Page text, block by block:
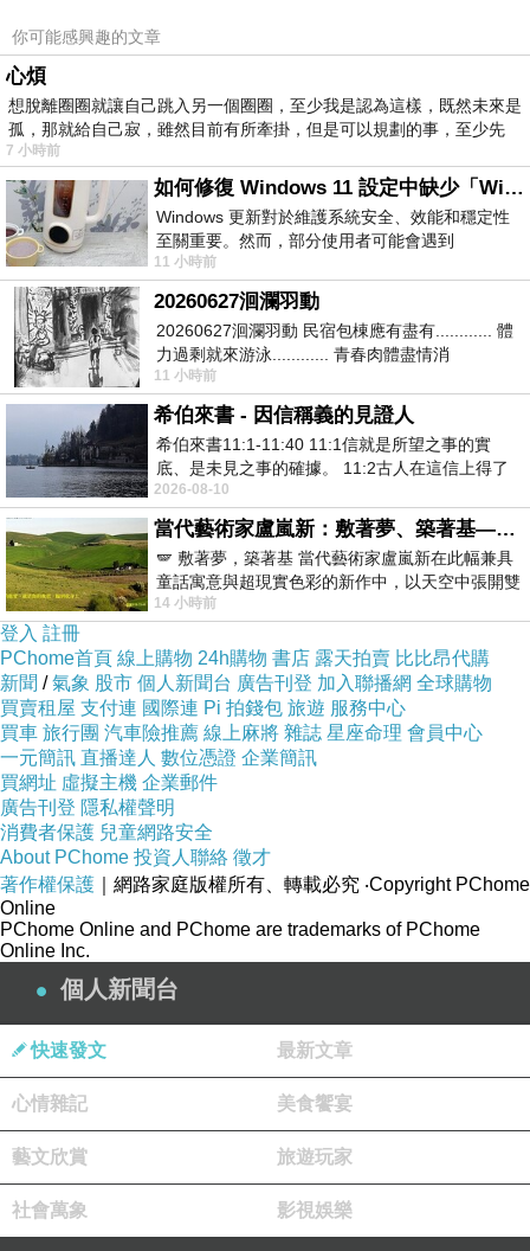
如果有興趣到這附近玩的，不妨可以看看喔！
以下是 馬度拉特里汽車旅館 (M優雅ado Latree)
的介紹 如果也跟我一樣喜歡不妨看看喔!
PS.若您家裡有0~4歲的小朋友，點我進入索取免
費《迪士尼美語世界試用包》
↓↓↓限量特優價格按鈕↓↓↓
旅遊資訊
你可能感興趣的文章
心煩
想脫離圈圈就讓自己跳入另一個圈圈，至少我是認為這樣，既然未來是
孤，那就給自己寂，雖然目前有所牽掛，但是可以規劃的事，至少先
7 小時前
如何修復 Windows 11 設定中缺少「Windows 更新」？
Windows 更新對於維護系統安全、效能和穩定性
至關重要。然而，部分使用者可能會遇到
Windows 11 設定應用程式中缺少「Windows 更
11 小時前
20260627洄瀾羽動
20260627洄瀾羽動 民宿包棟應有盡有............ 體
力過剩就來游泳............ 青春肉體盡情消
磨............ 晚餐不必
11 小時前
希伯來書 - 因信稱義的見證人
希伯來書11:1-11:40 11:1信就是所望之事的實
底、是未見之事的確據。 11:2古人在這信上得了
美好的證據。 11:3我們因着信、就知道
2026-08-10
當代藝術家盧嵐新：敷著夢、築著基——讓筆觸成為存在過的證據，將相遇的溫度熔鑄成新的模樣
🪽 敷著夢，築著基 當代藝術家盧嵐新在此幅兼具
童話寓意與超現實色彩的新作中，以天空中張開雙
翼的神聖形象與地面上聚集的人群對話，
14 小時前
登入 註冊
PChome首頁 線上購物 24h購物 書店 露天拍賣 比比昂代購
新聞 /氣象 股市 個人新聞台 廣告刊登 加入聯播網 全球購物
買賣租屋 支付連 國際連 Pi 拍錢包 旅遊 服務中心
買車 旅行團 汽車險推薦 線上麻將 雜誌 星座命理 會員中心
一元簡訊 直播達人 數位憑證 企業簡訊
買網址 虛擬主機 企業郵件
廣告刊登 隱私權聲明
消費者保護 兒童網路安全
About PChome 投資人聯絡 徵才
著作權保護 ｜網路家庭版權所有、轉載必究 ‧Copyright PChome
Online
PChome Online and PChome are trademarks of PChome
Online Inc.
個人新聞台
快速發文 最新文章
心情雜記 美食饗宴
藝文欣賞 旅遊玩家
社會萬象 影視娛樂